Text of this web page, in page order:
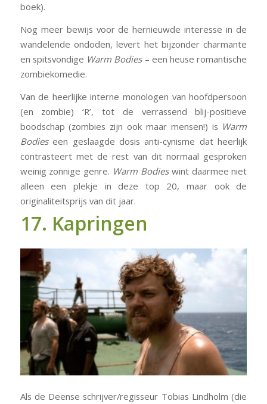
boek).
Nog meer bewijs voor de hernieuwde interesse in de
wandelende ondoden, levert het bijzonder charmante
en spitsvondige Warm Bodies – een heuse romantische
zombiekomedie.
Van de heerlijke interne monologen van hoofdpersoon
(en zombie) ‘R’, tot de verrassend blij-positieve
boodschap (zombies zijn ook maar mensen!) is Warm
Bodieseen geslaagde dosis anti-cynisme dat heerlijk
contrasteert met de rest van dit normaal gesproken
weinig zonnige genre. Warm Bodies wint daarmee niet
alleen een plekje in deze top 20, maar ook de
originaliteitsprijs van dit jaar.
17. Kapringen
Als de Deense schrijver/regisseur Tobias Lindholm (die